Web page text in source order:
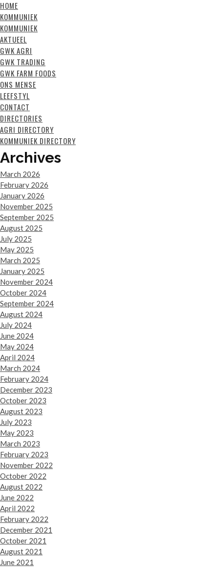
HOME
KOMMUNIEK
KOMMUNIEK
AKTUEEL
GWK AGRI
GWK TRADING
GWK FARM FOODS
ONS MENSE
LEEFSTYL
CONTACT
DIRECTORIES
AGRI DIRECTORY
KOMMUNIEK DIRECTORY
Archives
March 2026
February 2026
January 2026
November 2025
September 2025
August 2025
July 2025
May 2025
March 2025
January 2025
November 2024
October 2024
September 2024
August 2024
July 2024
June 2024
May 2024
April 2024
March 2024
February 2024
December 2023
October 2023
August 2023
July 2023
May 2023
March 2023
February 2023
November 2022
October 2022
August 2022
June 2022
April 2022
February 2022
December 2021
October 2021
August 2021
June 2021